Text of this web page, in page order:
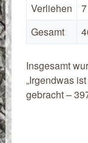
Verliehen
7
Gesamt
Insgesamt
„Irgendwas
gebracht –